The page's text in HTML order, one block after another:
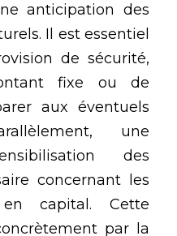
anticipation des
Il est essentiel
de sécurité,
fixe ou de
aux éventuels
une
des
concernant les
capital. Cette
par la